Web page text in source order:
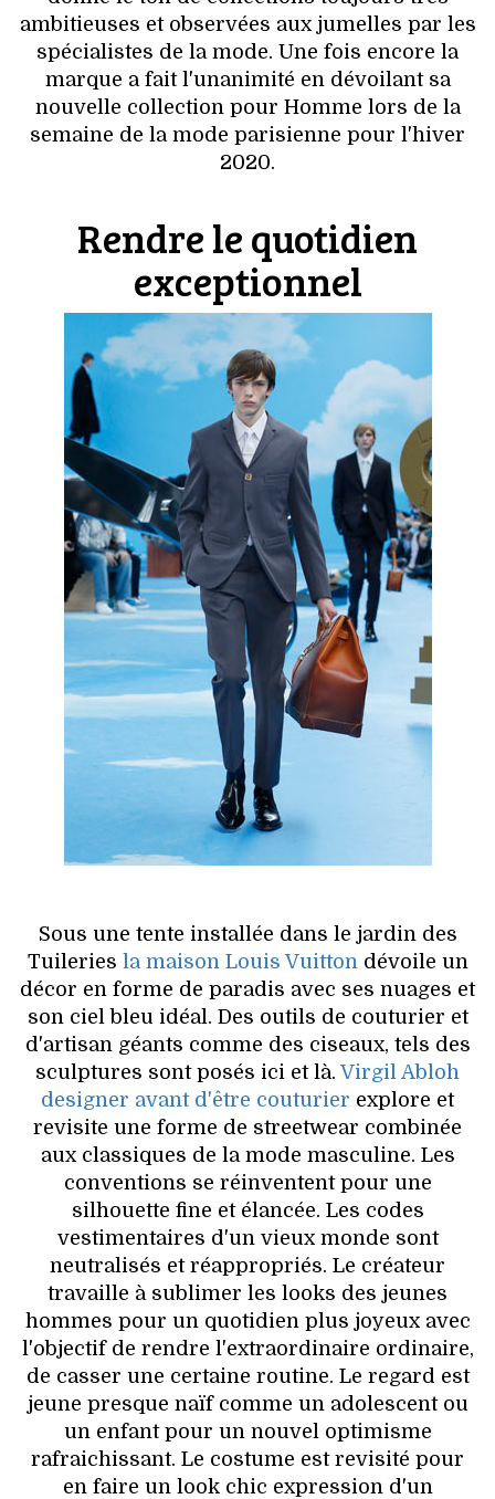
HISTOIRE DES MARQUES
DÉCO
VOYAGES & LOISIRS
ambitieuses et observées aux jumelles par les
spécialistes de la mode. Une fois encore la
marque a fait l'unanimité en dévoilant sa
nouvelle collection pour Homme lors de la
semaine de la mode parisienne pour l'hiver
2020.
Rendre le quotidien
exceptionnel
Sous une tente installée dans le jardin des
Tuileries la maison Louis Vuitton dévoile un
décor en forme de paradis avec ses nuages et
son ciel bleu idéal. Des outils de couturier et
d'artisan géants comme des ciseaux, tels des
sculptures sont posés ici et là.Virgil Abloh
designer avant d'être couturier explore et
revisite une forme de streetwear combinée
aux classiques de la mode masculine. Les
conventions se réinventent pour une
silhouette fine et élancée. Les codes
vestimentaires d'un vieux monde sont
neutralisés et réappropriés. Le créateur
travaille à sublimer les looks des jeunes
hommes pour un quotidien plus joyeux avec
l'objectif de rendre l'extraordinaire ordinaire,
de casser une certaine routine. Le regard est
jeune presque naïf comme un adolescent ou
un enfant pour un nouvel optimisme
rafraichissant. Le costume est revisité pour
en faire un look chic expression d'un